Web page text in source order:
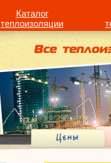
Каталог
теплоизоляции